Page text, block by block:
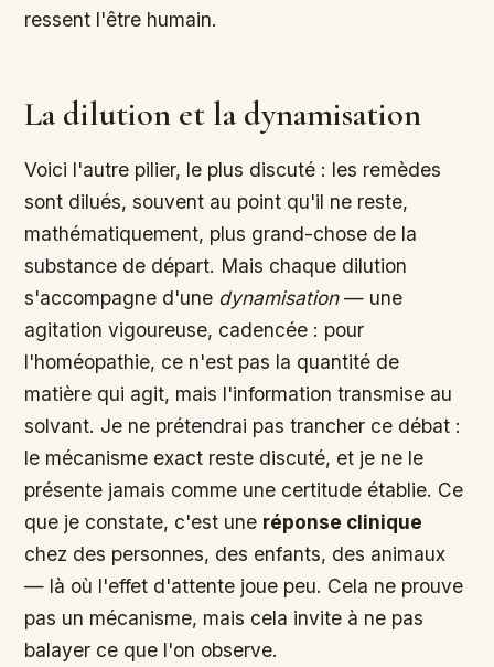
ressent l'être humain.
La dilution et la dynamisation
Voici l'autre pilier, le plus discuté : les remèdes
sont dilués, souvent au point qu'il ne reste,
mathématiquement, plus grand-chose de la
substance de départ. Mais chaque dilution
s'accompagne d'une dynamisation— une
agitation vigoureuse, cadencée : pour
l'homéopathie, ce n'est pas la quantité de
matière qui agit, mais l'information transmise au
solvant. Je ne prétendrai pas trancher ce débat :
le mécanisme exact reste discuté, et je ne le
présente jamais comme une certitude établie. Ce
que je constate, c'est une réponse clinique
chez des personnes, des enfants, des animaux
— là où l'effet d'attente joue peu. Cela ne prouve
pas un mécanisme, mais cela invite à ne pas
balayer ce que l'on observe.